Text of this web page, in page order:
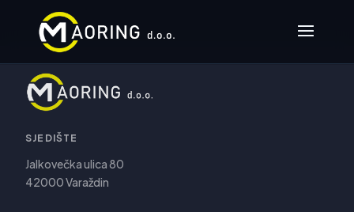
SJEDIŠTE
Jalkovečka ulica 80
42000 Varaždin